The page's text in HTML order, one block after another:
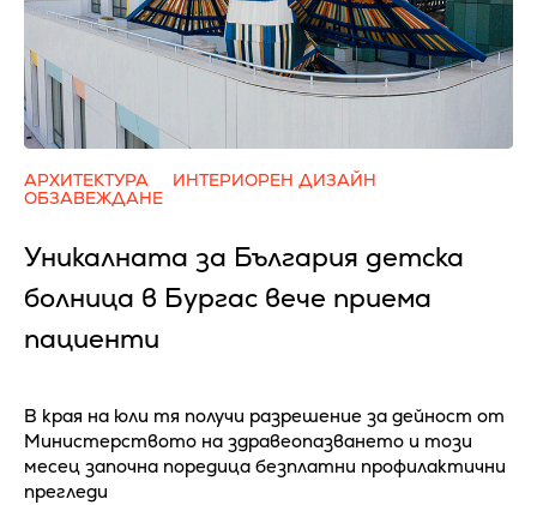
АРХИТЕКТУРА
ИНТЕРИОРЕН ДИЗАЙН
ОБЗАВЕЖДАНЕ
Уникалната за България детска
болница в Бургас вече приема
пациенти
В края на юли тя получи разрешение за дейност от
Министерството на здравеопазването и този
месец започна поредица безплатни профилактични
прегледи